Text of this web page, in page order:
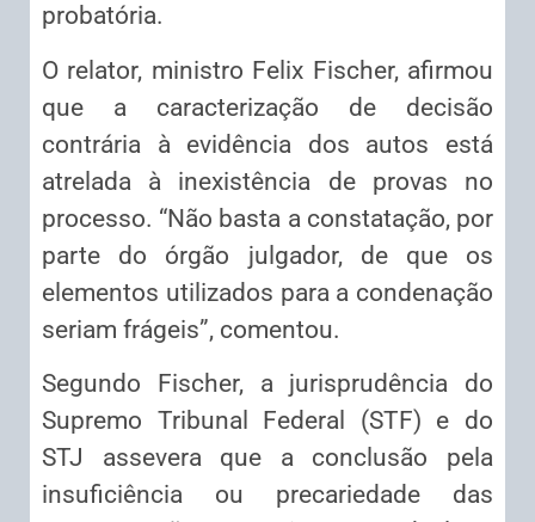
probatória.
O relator, ministro Felix Fischer, afirmou
que a caracterização de decisão
contrária à evidência dos autos está
atrelada à inexistência de provas no
processo. “Não basta a constatação, por
parte do órgão julgador, de que os
elementos utilizados para a condenação
seriam frágeis”, comentou.
Segundo Fischer, a jurisprudência do
Supremo Tribunal Federal (STF) e do
STJ assevera que a conclusão pela
insuficiência ou precariedade das